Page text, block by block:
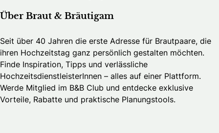
Über Braut & Bräutigam
Seit über 40 Jahren die erste Adresse für Brautpaare, die
ihren Hochzeitstag ganz persönlich gestalten möchten.
Finde Inspiration, Tipps und verlässliche
HochzeitsdienstleisterInnen – alles auf einer Plattform.
Werde Mitglied im B&B Club und entdecke exklusive
Vorteile, Rabatte und praktische Planungstools.